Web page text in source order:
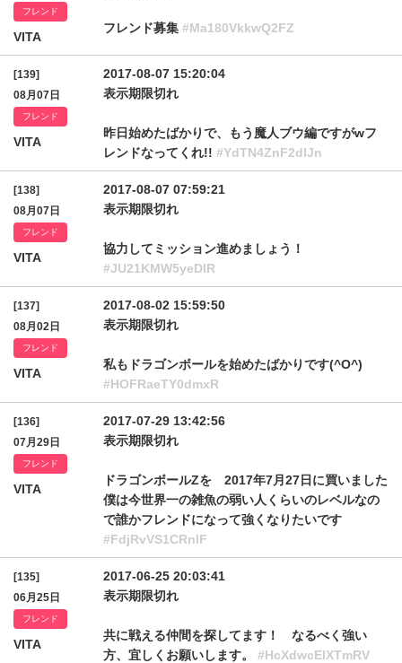
フレンド
VITA
フレンド募集 #Ma180VkkwQ2FZ
[139]
08月07日
フレンド
VITA
2017-08-07 15:20:04
表示期限切れ
昨日始めたばかりで、もう魔人ブウ編ですがwフ
レンドなってくれ!! #YdTN4ZnF2dlJn
[138]
08月07日
フレンド
VITA
2017-08-07 07:59:21
表示期限切れ
協力してミッション進めましょう！
#JU21KMW5yeDlR
[137]
08月02日
フレンド
VITA
2017-08-02 15:59:50
表示期限切れ
私もドラゴンボールを始めたばかりです(^O^)
#HOFRaeTY0dmxR
[136]
07月29日
フレンド
VITA
2017-07-29 13:42:56
表示期限切れ
ドラゴンボールZを 2017年7月27日に買いました
僕は今世界一の雑魚の弱い人くらいのレベルなの
で誰かフレンドになって強くなりたいです
#FdjRvVS1CRnlF
[135]
06月25日
フレンド
VITA
2017-06-25 20:03:41
表示期限切れ
共に戦える仲間を探してます！ なるべく強い
方、宜しくお願いします。 #HcXdwcElXTmRV